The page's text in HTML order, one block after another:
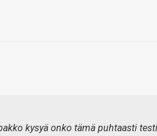
kysyä onko tämä puhtaasti